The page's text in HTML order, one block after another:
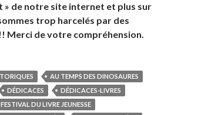
» de notre site internet et plus sur
trop harcelés par des
Merci de votre compréhension.
AU TEMPS DES DINOSAURES
DÉDICACES
DÉDICACES-LIVRES
FESTIVAL DU LIVRE JEUNESSE